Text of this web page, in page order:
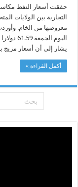
حققت أسعار النفط مكاسب
التجارية بين الولايات
معروضها من الخام.
يشار إلى أن أسعار
أكمل القراءة »